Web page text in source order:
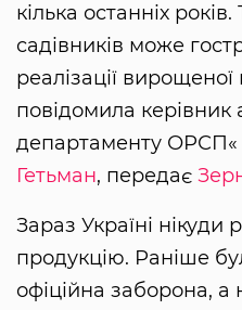
кілька останніх
садівників може
реалізації
повідомила керівник
департаменту
Гетьман, передає
Зараз Україні нікуди
продукцію. Раніше
офіційна заборона,